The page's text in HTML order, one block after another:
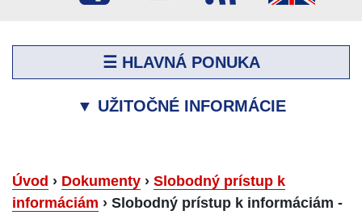
☰ HLAVNÁ PONUKA
▼ UŽITOČNÉ INFORMÁCIE
Úvod › Dokumenty › Slobodný prístup k
informáciám › Slobodný prístup k informáciám -